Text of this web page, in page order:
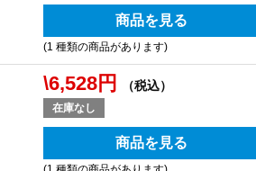
商品を見る
(1 種類の商品があります)
\6,528円 （税込）
在庫なし
商品を見る